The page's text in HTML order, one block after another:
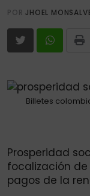
PORJHOEL
Billetes
Prosperidad
focalización
pagos de la